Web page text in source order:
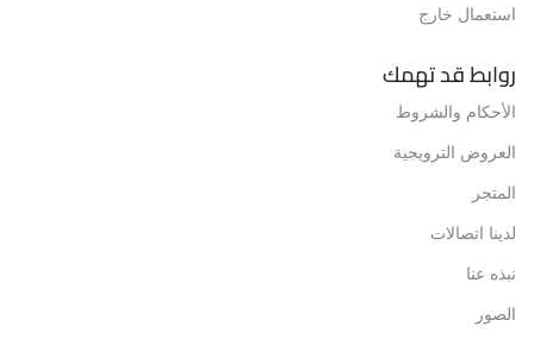
استعمال خارج
روابط قد تهمك
الأحكام والشروط
العروض الترويجية
المتجر
لدينا اتصالات
نبذه عنا
الصور